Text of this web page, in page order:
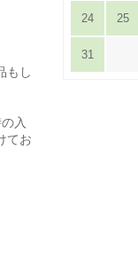
もし
入
てお
24 25
31